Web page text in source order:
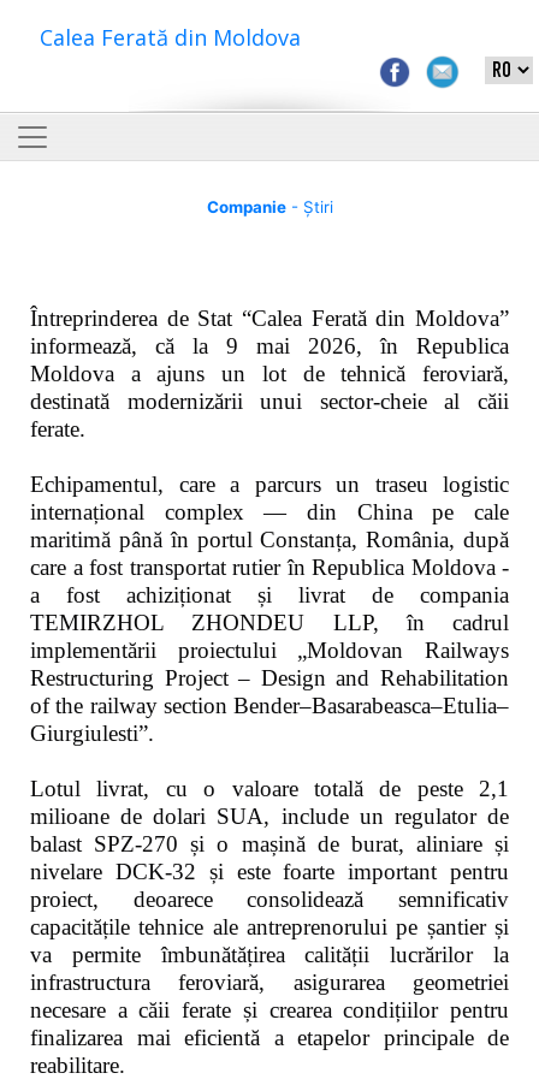
Calea Ferată din Moldova
Companie- Știri
Întreprinderea de Stat “Calea Ferată din Moldova”
informează, că la 9 mai 2026, în Republica
Moldova a ajuns un lot de tehnică feroviară,
destinată modernizării unui sector-cheie al căii
ferate.
Echipamentul, care a parcurs un traseu logistic
internațional complex — din China pe cale
maritimă până în portul Constanța, România, după
care a fost transportat rutier în Republica Moldova -
a fost achiziționat și livrat de compania
TEMIRZHOL ZHONDEU LLP, în cadrul
implementării proiectului „Moldovan Railways
Restructuring Project – Design and Rehabilitation
of the railway section Bender–Basarabeasca–Etulia–
Giurgiulesti”.
Lotul livrat, cu o valoare totală de peste 2,1
milioane de dolari SUA, include un regulator de
balast SPZ-270 și o mașină de burat, aliniare și
nivelare DCK-32 și este foarte important pentru
proiect, deoarece consolidează semnificativ
capacitățile tehnice ale antreprenorului pe șantier și
va permite îmbunătățirea calității lucrărilor la
infrastructura feroviară, asigurarea geometriei
necesare a căii ferate și crearea condițiilor pentru
finalizarea mai eficientă a etapelor principale de
reabilitare.